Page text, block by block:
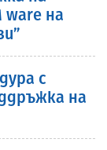
ware на
с
на